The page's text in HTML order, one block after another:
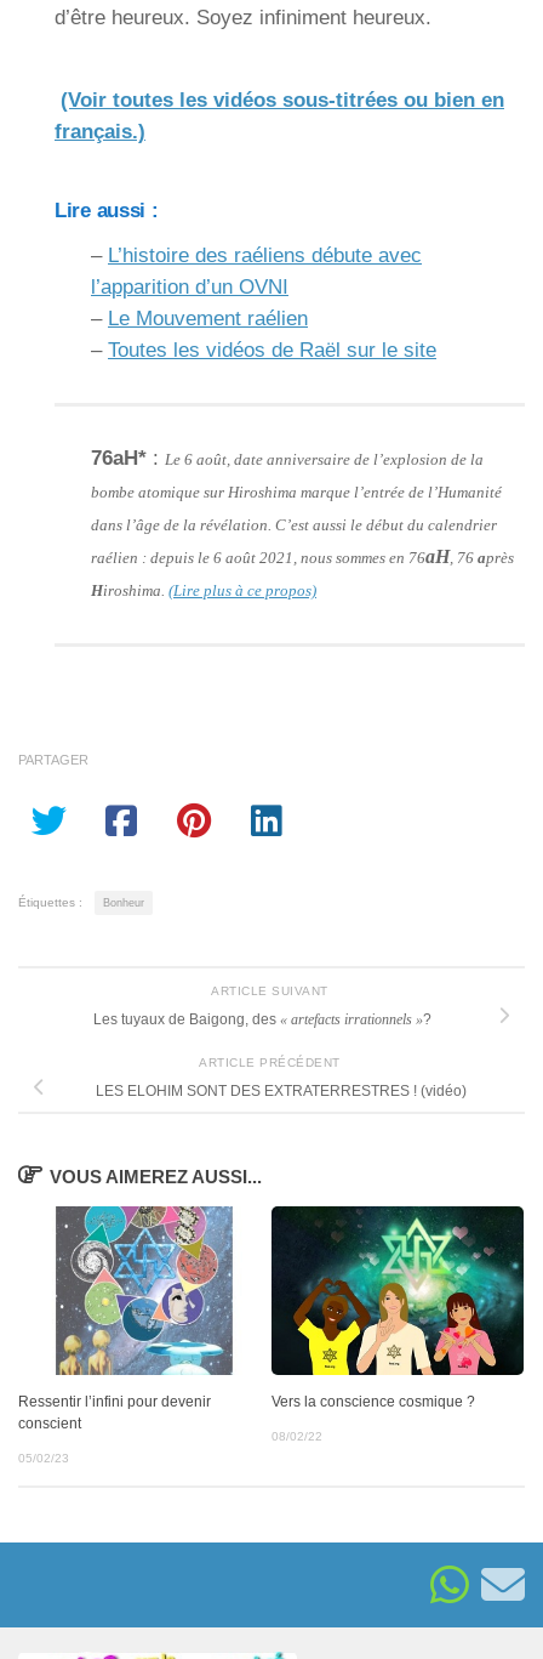
d’être heureux. Soyez infiniment heureux.
(Voir toutes les vidéos sous-titrées ou bien en
français.)
Lire aussi :
– L’histoire des raéliens débute avec
l’apparition d’un OVNI
– Le Mouvement raélien
– Toutes les vidéos de Raël sur le site
76aH* : Le 6 août, date anniversaire de l’explosion de la
bombe atomique sur Hiroshima marque l’entrée de l’Humanité
dans l’âge de la révélation. C’est aussi le début du calendrier
raélien : depuis le 6 août 2021, nous sommes en 76aH, 76 après
Hiroshima. (Lire plus à ce propos)
PARTAGER
Étiquettes : Bonheur
ARTICLE SUIVANT
Les tuyaux de Baigong, des « artefacts irrationnels »?
ARTICLE PRÉCÉDENT
LES ELOHIM SONT DES EXTRATERRESTRES ! (vidéo)
VOUS AIMEREZ AUSSI...
Ressentir l’infini pour devenir
conscient
05/02/23
Vers la conscience cosmique ?
08/02/22